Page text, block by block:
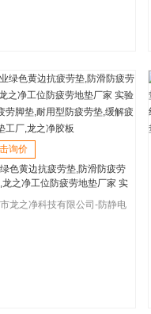
询价
色黄边抗疲劳垫,防滑防疲劳
龙之净工位防疲劳地垫厂家 实
疲劳脚垫,耐用型防疲劳垫,缓
地垫工厂,龙之净胶板
龙之净科技有限公司-防静电